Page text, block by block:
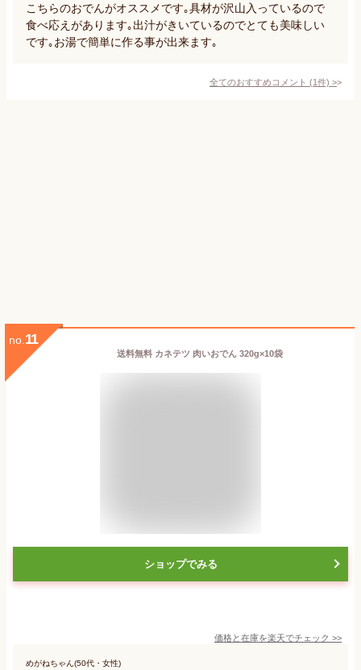
こちらのおでんがオススメです｡具材が沢山入っているので
食べ応えがあります｡出汁がきいているのでとても美味しい
です｡お湯で簡単に作る事が出来ます｡
全てのおすすめコメント (1件) >
no. 11
送料無料 カネテツ 肉いおでん 320g×10袋
ショップでみる
価格と在庫を楽天でチェック >>
めがねちゃん(50代・女性)